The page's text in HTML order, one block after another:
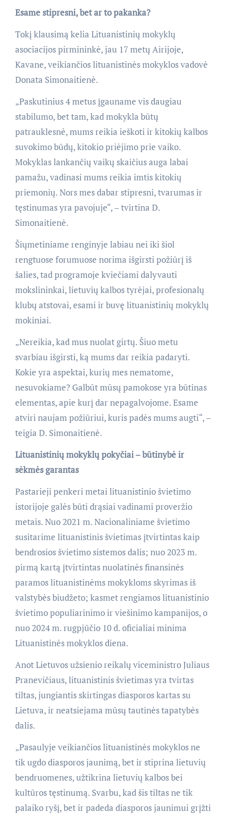
Esame stipresni, bet ar to pakanka?
Tokį klausimą kelia Lituanistinių mokyklų
asociacijos pirmininkė, jau 17 metų Airijoje,
Kavane, veikiančios lituanistinės mokyklos vadovė
Donata Simonaitienė.
„Paskutinius 4 metus įgauname vis daugiau
stabilumo, bet tam, kad mokykla būtų
patrauklesnė, mums reikia ieškoti ir kitokių kalbos
suvokimo būdų, kitokio priėjimo prie vaiko.
Mokyklas lankančių vaikų skaičius auga labai
pamažu, vadinasi mums reikia imtis kitokių
priemonių. Nors mes dabar stipresni, tvarumas ir
tęstinumas yra pavojuje“, – tvirtina D.
Simonaitienė.
Šiųmetiniame renginyje labiau nei iki šiol
rengtuose forumuose norima išgirsti požiūrį iš
šalies, tad programoje kviečiami dalyvauti
mokslininkai, lietuvių kalbos tyrėjai, profesionalų
klubų atstovai, esami ir buvę lituanistinių mokyklų
mokiniai.
„Nereikia, kad mus nuolat girtų. Šiuo metu
svarbiau išgirsti, ką mums dar reikia padaryti.
Kokie yra aspektai, kurių mes nematome,
nesuvokiame? Galbūt mūsų pamokose yra būtinas
elementas, apie kurį dar nepagalvojome. Esame
atviri naujam požiūriui, kuris padės mums augti“, –
teigia D. Simonaitienė.
Lituanistinių mokyklų pokyčiai – būtinybė ir
sėkmės garantas
Pastarieji penkeri metai lituanistinio švietimo
istorijoje galės būti drąsiai vadinami proveržio
metais. Nuo 2021 m. Nacionaliniame švietimo
susitarime lituanistinis švietimas įtvirtintas kaip
bendrosios švietimo sistemos dalis; nuo 2023 m.
pirmą kartą įtvirtintas nuolatinės finansinės
paramos lituanistinėms mokykloms skyrimas iš
valstybės biudžeto; kasmet rengiamos lituanistinio
švietimo populiarinimo ir viešinimo kampanijos, o
nuo 2024 m. rugpjūčio 10 d. oficialiai minima
Lituanistinės mokyklos diena.
Anot Lietuvos užsienio reikalų viceministro Juliaus
Pranevičiaus, lituanistinis švietimas yra tvirtas
tiltas, jungiantis skirtingas diasporos kartas su
Lietuva, ir neatsiejama mūsų tautinės tapatybės
dalis.
„Pasaulyje veikiančios lituanistinės mokyklos ne
tik ugdo diasporos jaunimą, bet ir stiprina lietuvių
bendruomenes, užtikrina lietuvių kalbos bei
kultūros tęstinumą. Svarbu, kad šis tiltas ne tik
palaiko ryšį, bet ir padeda diasporos jaunimui grįžti